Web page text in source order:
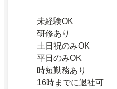
未経験OK
研修あり
土日祝のみOK
平日のみOK
時短勤務あり
16時までに退社可